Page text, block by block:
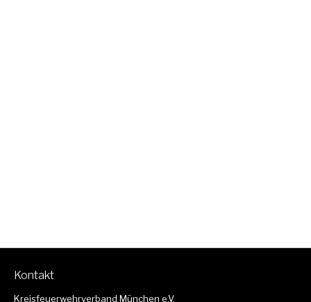
Kontakt
Kreisfeuerwehrverband München e.V.